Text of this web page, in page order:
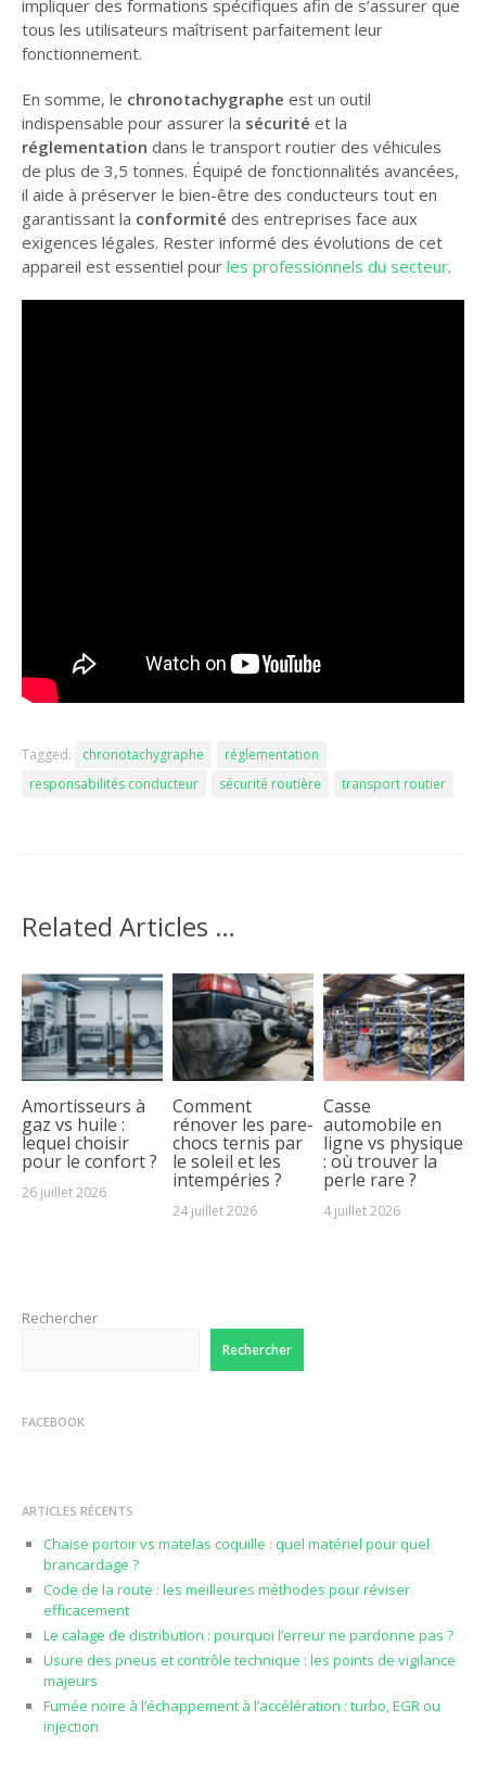
impliquer des formations spécifiques afin de s’assurer que
tous les utilisateurs maîtrisent parfaitement leur
fonctionnement.
En somme, le chronotachygraphe est un outil
indispensable pour assurer la sécurité et la
réglementation dans le transport routier des véhicules
de plus de 3,5 tonnes. Équipé de fonctionnalités avancées,
il aide à préserver le bien-être des conducteurs tout en
garantissant la conformité des entreprises face aux
exigences légales. Rester informé des évolutions de cet
appareil est essentiel pour les professionnels du secteur.
Tagged: chronotachygraphe
réglementation
responsabilités conducteur
sécurité routière transport routier
Related Articles …
Amortisseurs à
gaz vs huile :
lequel choisir
pour le confort ?
26 juillet 2026
Comment
rénover les pare-
chocs ternis par
le soleil et les
intempéries ?
24 juillet 2026
Casse
automobile en
ligne vs physique
: où trouver la
perle rare ?
4 juillet 2026
Rechercher
Rechercher
FACEBOOK
ARTICLES RÉCENTS
Chaise portoir vs matelas coquille : quel matériel pour quel
brancardage ?
Code de la route : les meilleures méthodes pour réviser
efficacement
Le calage de distribution : pourquoi l’erreur ne pardonne pas ?
Usure des pneus et contrôle technique : les points de vigilance
majeurs
Fumée noire à l’échappement à l’accélération : turbo, EGR ou
injection